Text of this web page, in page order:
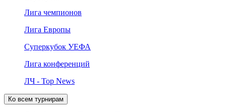
Лига чемпионов
Лига Европы
Суперкубок УЕФА
Лига конференций
ЛЧ - Top News
Ко всем турнирам